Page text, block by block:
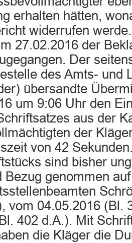
erhalten hätten,
widerrufen
27.02.2016 der
Der
des Amts- und
übersandte
um 9:06 Uhr den
aus der
der
von 42
sind bisher
Bezug genommen
vom 04.05.2016 (Bl.
402 d.A.). Mit
die Kläger die